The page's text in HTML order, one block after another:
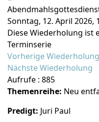
Sonntag, 12. April 2026,
Diese Wiederholung ist
Terminserie
Vorherige Wiederholung
Nächste Wiederholung
Aufrufe : 885
Themenreihe: Neu
Predigt: Juri Paul